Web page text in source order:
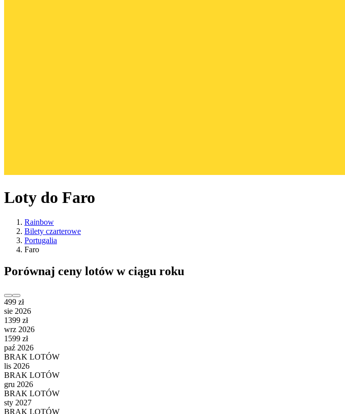
Loty do Faro
Rainbow
Bilety czarterowe
Portugalia
Faro
Porównaj ceny lotów w ciągu roku
499 zł
sie 2026
1399 zł
wrz 2026
1599 zł
paź 2026
BRAK LOTÓW
lis 2026
BRAK LOTÓW
gru 2026
BRAK LOTÓW
sty 2027
BRAK LOTÓW